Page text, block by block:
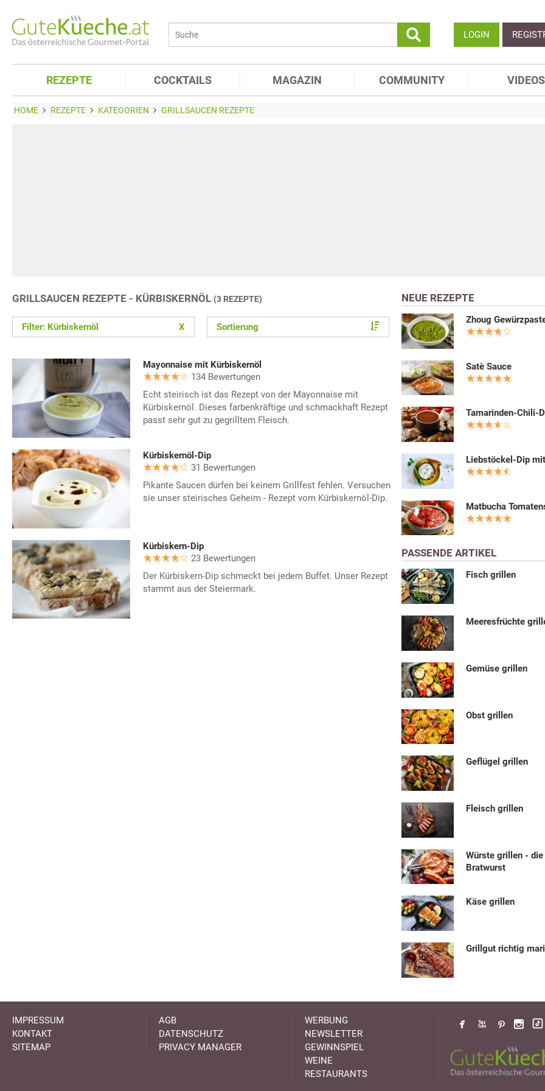
LOGIN
REZEPTE COCKTAILS MAGAZIN COMMUNITY VIDEOS
HOME REZEPTE KATEGORIEN GRILLSAUCEN REZEPTE
GRILLSAUCEN REZEPTE - KÜRBISKERNÖL (3 REZEPTE)
Filter: Kürbiskernöl X Sortierung
Mayonnaise mit Kürbiskernöl
134 Bewertungen
Echt steirisch ist das Rezept von der Mayonnaise mit
Kürbiskernöl. Dieses farbenkräftige und schmackhaft Rezept
passt sehr gut zu gegrilltem Fleisch.
Kürbiskernöl-Dip
31 Bewertungen
Pikante Saucen dürfen bei keinem Grillfest fehlen. Versuchen
sie unser steirisches Geheim - Rezept vom Kürbiskernöl-Dip.
Kürbiskern-Dip
23 Bewertungen
Der Kürbiskern-Dip schmeckt bei jedem Buffet. Unser Rezept
stammt aus der Steiermark.
NEUE REZEPTE
Zhoug
Satè Sauce
Tamarinden-Chili-
Liebstöckel-Dip
Matbucha
PASSENDE ARTIKEL
Fisch grillen
Meeresfrüchte
Gemüse grillen
Obst grillen
Geflügel grillen
Fleisch grillen
Würste grillen -
Bratwurst
Käse grillen
Grillgut richtig
IMPRESSUM
KONTAKT
SITEMAP
AGB
DATENSCHUTZ
PRIVACY MANAGER
WERBUNG
NEWSLETTER
GEWINNSPIEL
WEINE
RESTAURANTS